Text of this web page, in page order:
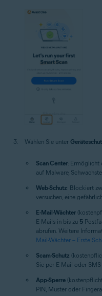
Wählen Sie unter
Scan Center: Ermöglicht
auf Malware,
Web-Schutz: Blockiert
versuchen, eine
E-Mail-Wächter
E-Mails in bis zu 5
abrufen. Weitere
Mail-Wächter – Erste
Scam-Schutz
Sie per E-Mail oder
App-Sperre
PIN, Muster oder